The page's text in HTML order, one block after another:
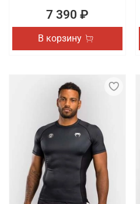
7 390 ₽
В корзину